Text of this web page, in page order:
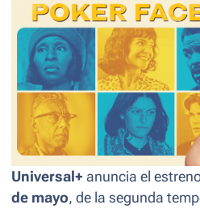
Universal+ anuncia el
de mayo, de la segunda